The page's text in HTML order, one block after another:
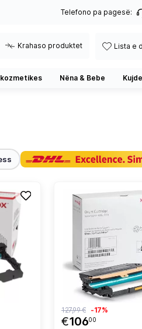
Telefono pa pagesë:
Krahaso produktet Lista e
Nëna & Bebe
€10600
127,99 € -17%